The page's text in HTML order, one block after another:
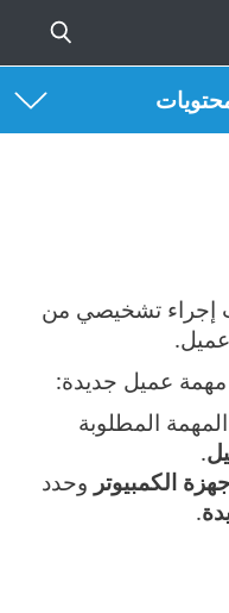
إجراء تشخيصي من
مهمة عميل جديدة:
المطلوبة
.
الكمبيوتر وحدد
.